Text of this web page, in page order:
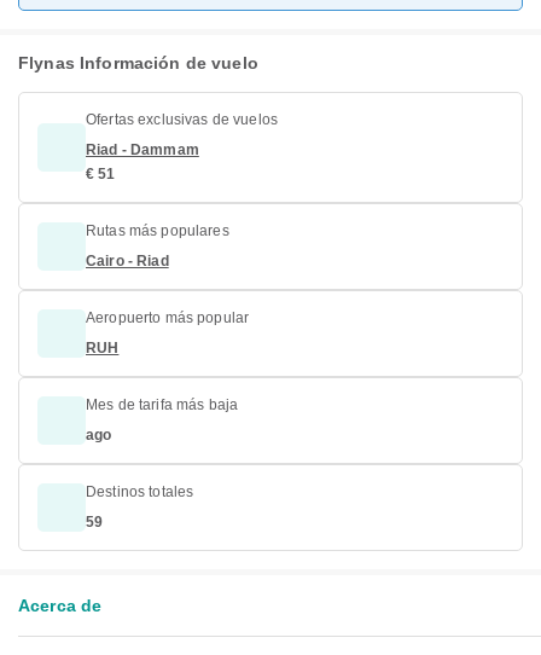
Flynas Información de vuelo
Ofertas exclusivas de vuelos
Riad - Dammam
€ 51
Rutas más populares
Cairo - Riad
Aeropuerto más popular
RUH
Mes de tarifa más baja
ago
Destinos totales
59
Acerca de